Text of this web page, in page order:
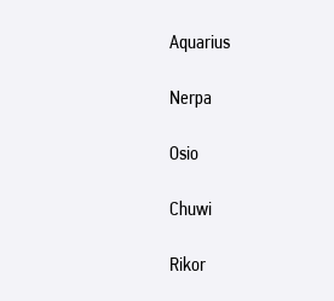
Aquarius
Nerpa
Osio
Chuwi
Rikor